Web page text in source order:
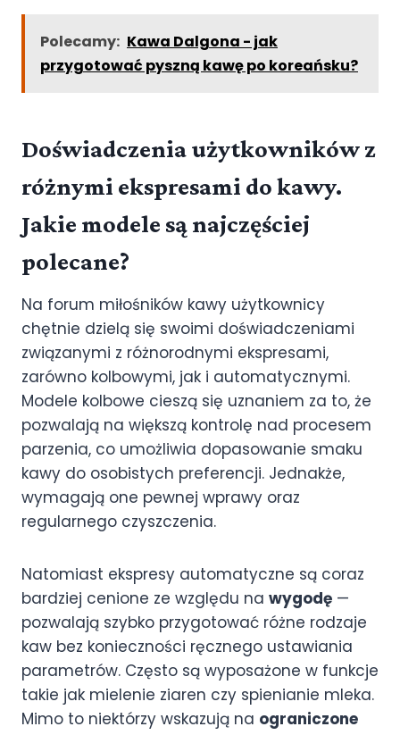
Polecamy: Kawa Dalgona - jak
przygotować pyszną kawę po koreańsku?
Doświadczenia użytkowników z
różnymi ekspresami do kawy.
Jakie modele są najczęściej
polecane?
Na forum miłośników kawy użytkownicy
chętnie dzielą się swoimi doświadczeniami
związanymi z różnorodnymi ekspresami,
zarówno kolbowymi, jak i automatycznymi.
Modele kolbowe cieszą się uznaniem za to, że
pozwalają na większą kontrolę nad procesem
parzenia, co umożliwia dopasowanie smaku
kawy do osobistych preferencji. Jednakże,
wymagają one pewnej wprawy oraz
regularnego czyszczenia.
Natomiast ekspresy automatyczne są coraz
bardziej cenione ze względu na wygodę —
pozwalają szybko przygotować różne rodzaje
kaw bez konieczności ręcznego ustawiania
parametrów. Często są wyposażone w funkcje
takie jak mielenie ziaren czy spienianie mleka.
Mimo to niektórzy wskazują na ograniczone